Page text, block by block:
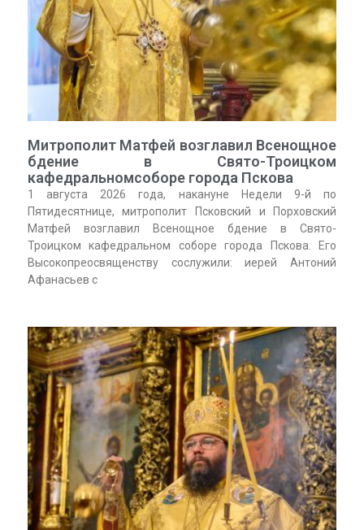
Митрополит Матфей возглавил Всенощное
бдение в Свято-Троицком
кафедральномсоборе города Пскова
1 августа 2026 года, накануне Недели 9-й по
Пятидесятнице, митрополит Псковский и Порховский
Матфей возглавил Всенощное бдение в Свято-
Троицком кафедральном соборе города Пскова. Его
Высокопреосвященству сослужили: иерей Антоний
Афанасьев с